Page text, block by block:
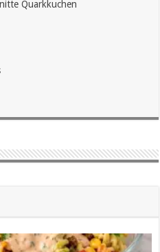
Quarkkuchen